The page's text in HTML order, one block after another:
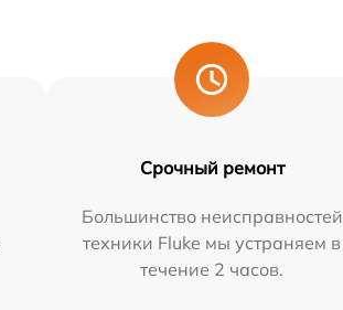
Срочный ремонт
Большинство неисправностей
техники Fluke мы устраняем в
течение 2 часов.